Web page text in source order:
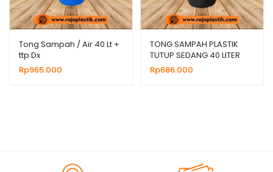
Tong Sampah / Air 40 Lt +
ttp Dx
Rp965.000
TONG SAMPAH PLASTIK
TUTUP SEDANG 40 LITER
HITAM,HARGA GROSIR
Rp686.000